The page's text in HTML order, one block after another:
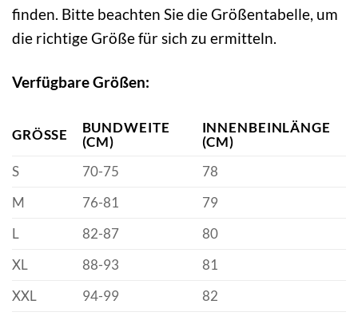
finden. Bitte beachten Sie die Größentabelle, um
die richtige Größe für sich zu ermitteln.
Verfügbare Größen:
GRÖSSE
BUNDWEITE
(CM)
INNENBEINLÄNGE
(CM)
S
70-75
78
M
76-81
79
L
82-87
80
XL
88-93
81
XXL
94-99 82